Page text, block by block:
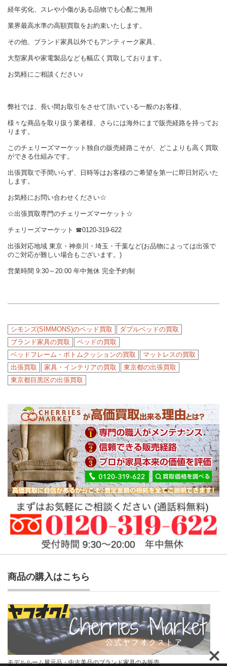
経年劣化、スレや小傷がある品物でも心配ご無用
業界最高水準の高額買取をお約束いたします。
その他、ブランド家具以外でもアンティーク家具、
大型家具や家電製品なども幅広く買取しております。
お気軽にご相談ください♪
弊社では、長い間お取引をさせて頂いている一般のお客様、
様々な商品を取り扱う業者様、さらには海外にまで販売経路を持ってお
ります。
このチェリーズマーケット独自の販売経路こそが、どこよりも高く買取
ができる仕組みです。
出張買取で手間いらず、日時等はお客様のご希望を第一に即日対応いた
します。
お気軽にお問い合わせください☆
☆出張買取専門のチェリーズマーケット☆
チェリーズマーケット ☎︎0120-319-622
出張対応地域 東京・神奈川・埼玉・千葉など(お品物によっては出張で
のご対応が難しい場合もございます。)
営業時間 9:30～20:00 年中無休 完全予約制
シモンズ(SIMMONS)のベッド買取
ダブルベッドの買取
ブランド家具の買取
ベッドの買取
ベッドフレーム・ボトムクッションの買取
マットレスの買取
出張買取
家具・インテリアの買取
東京都の出張買取
東京都目黒区の出張買取
商品の購入はこちら
モデルルーム展示品・中古美品のブランド家具のみ販売